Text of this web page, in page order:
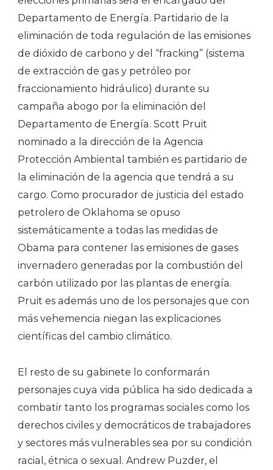
Departamento de Energía. Partidario de la
eliminación de toda regulación de las emisiones
de dióxido de carbono y del “fracking” (sistema
de extracción de gas y petróleo por
fraccionamiento hidráulico) durante su
campaña abogo por la eliminación del
Departamento de Energía. Scott Pruit
nominado a la dirección de la Agencia
Protección Ambiental también es partidario de
la eliminación de la agencia que tendrá a su
cargo. Como procurador de justicia del estado
petrolero de Oklahoma se opuso
sistemáticamente a todas las medidas de
Obama para contener las emisiones de gases
invernadero generadas por la combustión del
carbón utilizado por las plantas de energía.
Pruit es además uno de los personajes que con
más vehemencia niegan las explicaciones
científicas del cambio climático.
El resto de su gabinete lo conformarán
personajes cuya vida pública ha sido dedicada a
combatir tanto los programas sociales como los
derechos civiles y democráticos de trabajadores
y sectores más vulnerables sea por su condición
racial, étnica o sexual. Andrew Puzder, el